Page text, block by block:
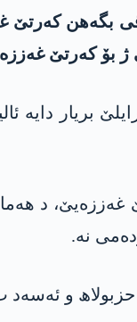
ژ بۆ کەرتێ
ئەولەھیێ یا
غەززەیێ، د
نە.
حزبولاھ و